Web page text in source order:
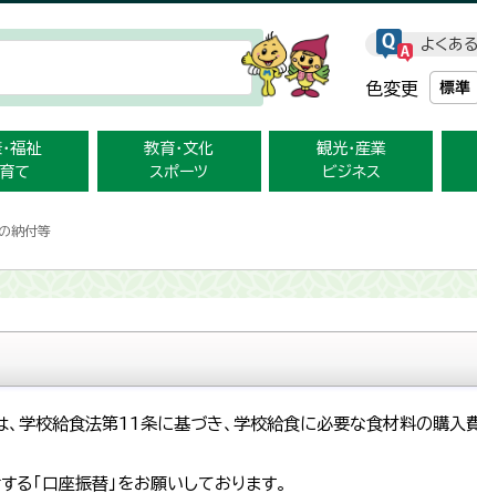
よくあ
色変更
福祉
て
教育・文化
スポーツ
観光・産業
ビジネス
納付等
学校給食法第11条に基づき、学校給食に必要な食材料の購入
「口座振替」をお願いしております。